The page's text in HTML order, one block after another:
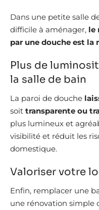
Dans une petite salle
difficile à aménager, le
par une douche est
Plus de
la salle de bain
La paroi de douche
soit transparente ou
plus lumineux et
visibilité et réduit les
domestique.
Valoriser votre
Enfin, remplacer une
une rénovation simple